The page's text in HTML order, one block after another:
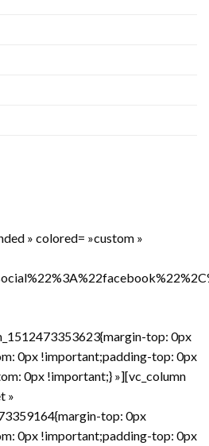
» colored= »custom »
top: 0px
0px !important;padding-top: 0px
0px !important;} »][vc_column
»
top: 0px
0px !important;padding-top: 0px